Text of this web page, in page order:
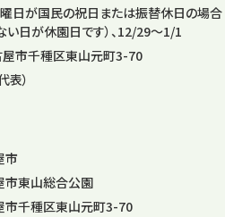
14
曜日が国民の祝日または振替休日の場合
日が休園日です）、12/29～1/1
市千種区東山元町3-70
）
市
市東山総合公園
市千種区東山元町3-70